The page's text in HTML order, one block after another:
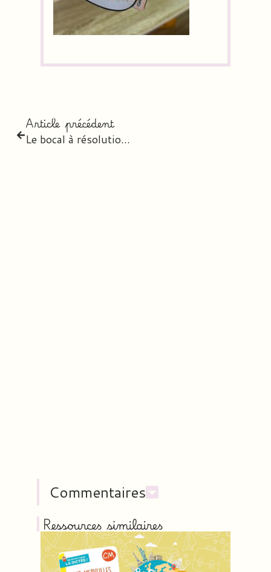
Article précédent
Le bocal à résolutions – version 2026
Commentaires
Ressources similaires